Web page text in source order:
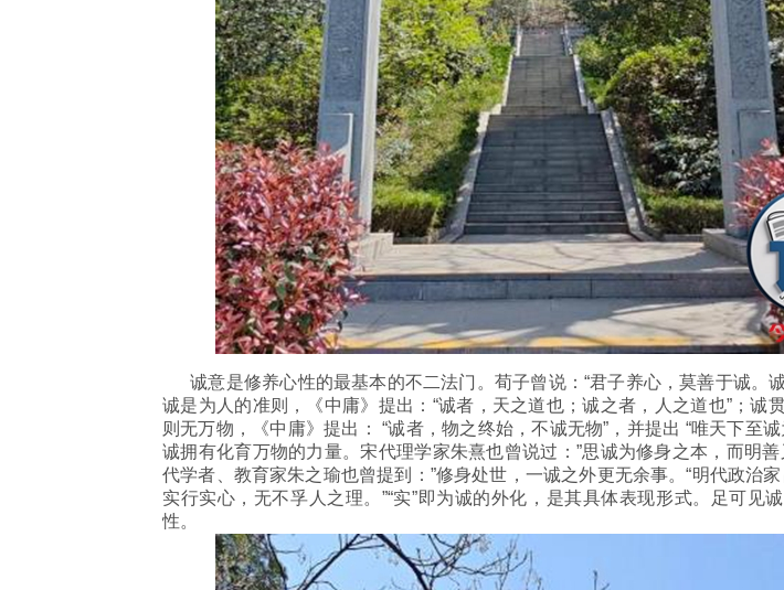
诚意是修养心性的最基本的不二法门。荀子曾说：“君子养心，莫善于诚。
诚是为人的准则，《中庸》提出：“诚者，天之道也；诚之者，人之道也”；诚
则无万物，《中庸》提出： “诚者，物之终始，不诚无物”，并提出 “唯天下至
诚拥有化育万物的力量。宋代理学家朱熹也曾说过：”思诚为修身之本，而明善
代学者、教育家朱之瑜也曾提到：”修身处世，一诚之外更无余事。“明代政治
实行实心，无不孚人之理。”“实”即为诚的外化，是其具体表现形式。足可见
性。